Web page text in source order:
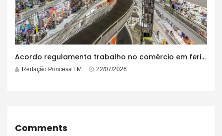
Acordo regulamenta trabalho no comércio em feriados
Redação Princesa FM 22/07/2026
Comments